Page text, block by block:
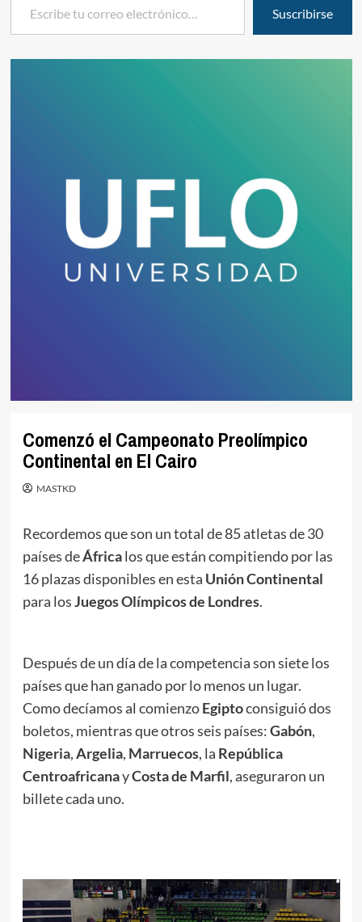
Comenzó el Campeonato Preolímpico
Continental en El Cairo
MASTKD
Recordemos que son un total de 85 atletas de 30
países deÁfricalos que están compitiendo por las
16 plazas disponibles en esta Unión Continental
para losJuegos Olímpicos de Londres.
Después de un día de la competencia son siete los
países que han ganado por lo menos un lugar.
Como decíamos al comienzoEgiptoconsiguió dos
boletos, mientras que otros seis países:Gabón,
Nigeria,Argelia, Marruecos, la República
CentroafricanayCosta de Marfil, aseguraron un
billete cada uno.
Suscribirse